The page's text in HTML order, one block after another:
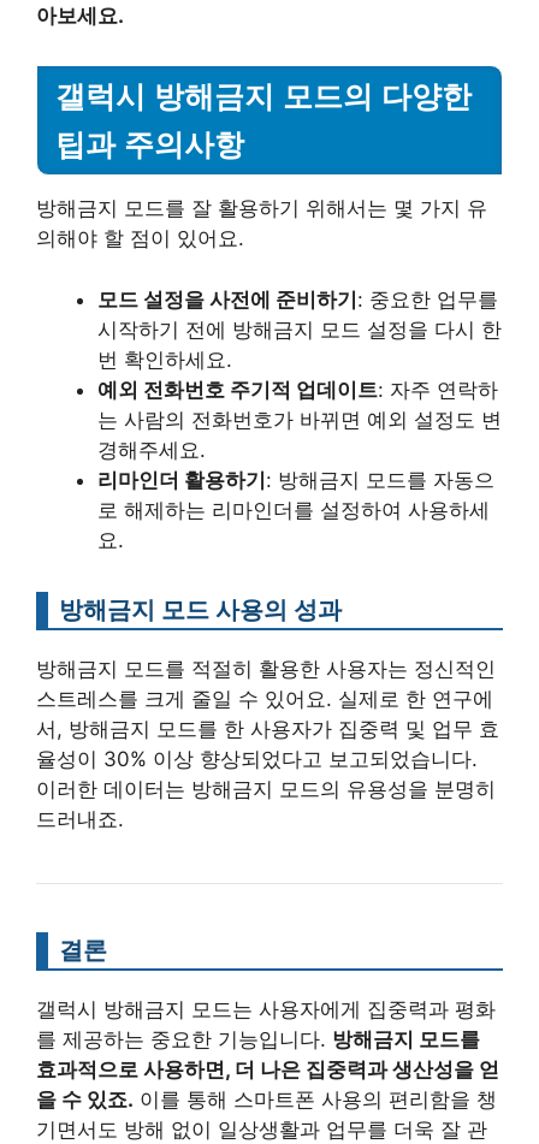
아보세요.
갤럭시 방해금지 모드의 다양한
팁과 주의사항
방해금지 모드를 잘 활용하기 위해서는 몇 가지 유
의해야 할 점이 있어요.
모드 설정을 사전에 준비하기: 중요한 업무를
시작하기 전에 방해금지 모드 설정을 다시 한
번 확인하세요.
예외 전화번호 주기적 업데이트: 자주 연락하
는 사람의 전화번호가 바뀌면 예외 설정도 변
경해주세요.
리마인더 활용하기: 방해금지 모드를 자동으
로 해제하는 리마인더를 설정하여 사용하세
요.
방해금지 모드 사용의 성과
방해금지 모드를 적절히 활용한 사용자는 정신적인
스트레스를 크게 줄일 수 있어요. 실제로 한 연구에
서, 방해금지 모드를 한 사용자가 집중력 및 업무 효
율성이 30% 이상 향상되었다고 보고되었습니다.
이러한 데이터는 방해금지 모드의 유용성을 분명히
드러내죠.
결론
갤럭시 방해금지 모드는 사용자에게 집중력과 평화
를 제공하는 중요한 기능입니다. 방해금지 모드를
효과적으로 사용하면, 더 나은 집중력과 생산성을 얻
을 수 있죠. 이를 통해 스마트폰 사용의 편리함을 챙
기면서도 방해 없이 일상생활과 업무를 더욱 잘 관